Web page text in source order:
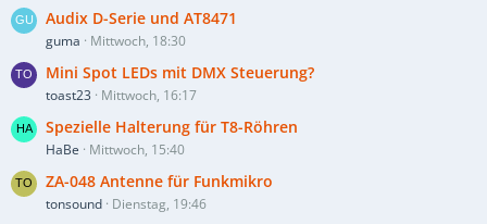
Audix D-Serie und AT8471
guma Mittwoch, 18:30
Mini Spot LEDs mit DMX Steuerung?
toast23 Mittwoch, 16:17
Spezielle Halterung für T8-Röhren
HaBe Mittwoch, 15:40
ZA-048 Antenne für Funkmikro
tonsound Dienstag, 19:46